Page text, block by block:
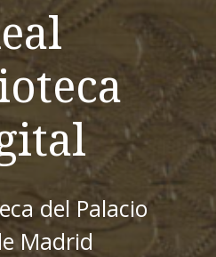
del Palacio
Madrid